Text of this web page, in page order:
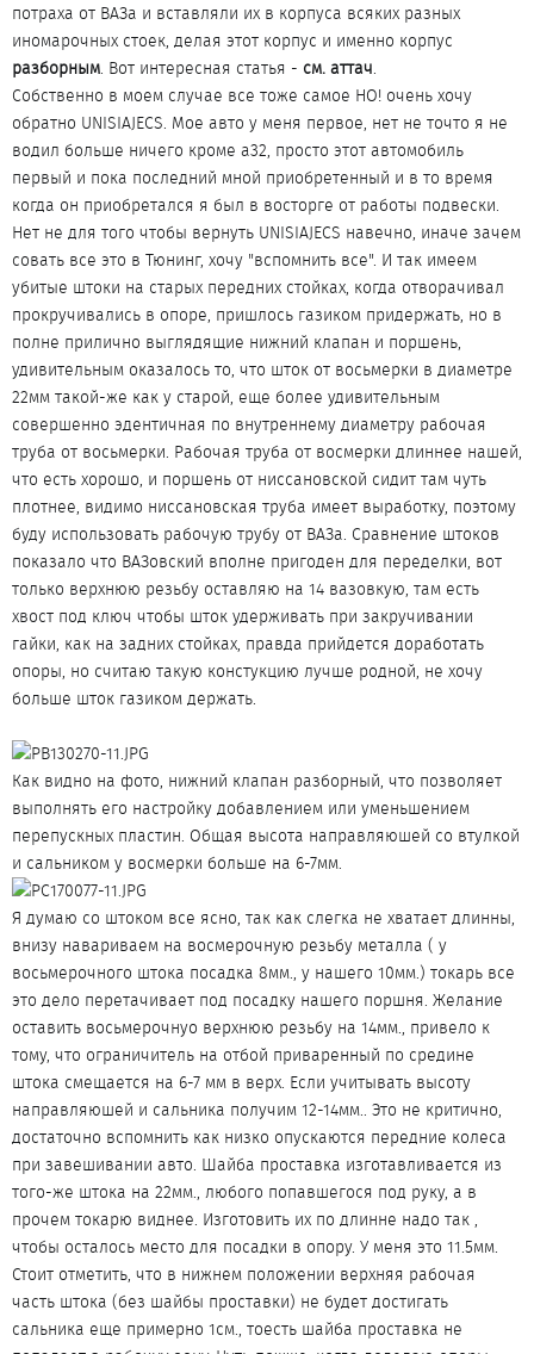
потраха от ВАЗа и вставляли их в корпуса всяких разных
иномарочных стоек, делая этот корпус и именно корпус
разборным. Вот интересная статья - см. аттач.
Собственно в моем случае все тоже самое НО! очень хочу
обратно UNISIAJECS. Мое авто у меня первое, нет не точто я не
водил больше ничего кроме a32, просто этот автомобиль
первый и пока последний мной приобретенный и в то время
когда он приобретался я был в восторге от работы подвески.
Нет не для того чтобы вернуть UNISIAJECS навечно, иначе зачем
совать все это в Тюнинг, хочу "вспомнить все". И так имеем
убитые штоки на старых передних стойках, когда отворачивал
прокручивались в опоре, пришлось газиком придержать, но в
полне прилично выглядящие нижний клапан и поршень,
удивительным оказалось то, что шток от восьмерки в диаметре
22мм такой-же как у старой, еще более удивительным
совершенно эдентичная по внутреннему диаметру рабочая
труба от восьмерки. Рабочая труба от восмерки длиннее нашей,
что есть хорошо, и поршень от ниссановской сидит там чуть
плотнее, видимо ниссановская труба имеет выработку, поэтому
буду использовать рабочую трубу от ВАЗа. Сравнение штоков
показало что ВАЗовский вполне пригоден для переделки, вот
только верхнюю резьбу оставляю на 14 вазовкую, там есть
хвост под ключ чтобы шток удерживать при закручивании
гайки, как на задних стойках, правда прийдется доработать
опоры, но считаю такую констукцию лучше родной, не хочу
больше шток газиком держать.
Как видно на фото, нижний клапан разборный, что позволяет
выполнять его настройку добавлением или уменьшением
перепускных пластин. Общая высота направляюшей со втулкой
и сальником у восмерки больше на 6-7мм.
Я думаю со штоком все ясно, так как слегка не хватает длинны,
внизу навариваем на восмерочную резьбу металла ( у
восьмерочного штока посадка 8мм., у нашего 10мм.) токарь все
это дело перетачивает под посадку нашего поршня. Желание
оставить восьмерочнуо верхнюю резьбу на 14мм., привело к
тому, что ограничитель на отбой приваренный по средине
штока смещается на 6-7 мм в верх. Если учитывать высоту
направляюшей и сальника получим 12-14мм.. Это не критично,
достаточно вспомнить как низко опускаются передние колеса
при завешивании авто. Шайба проставка изготавливается из
того-же штока на 22мм., любого попавшегося под руку, а в
прочем токарю виднее. Изготовить их по длинне надо так ,
чтобы осталось место для посадки в опору. У меня это 11.5мм.
Стоит отметить, что в нижнем положении верхняя рабочая
часть штока (без шайбы проставки) не будет достигать
сальника еще примерно 1см., тоесть шайба проставка не